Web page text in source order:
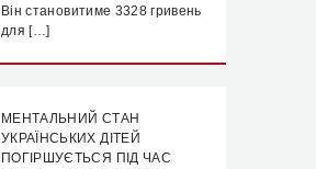
Він становитиме 3328 гривень
для […]
МЕНТАЛЬНИЙ СТАН
УКРАЇНСЬКИХ ДІТЕЙ
ПОГІРШУЄТЬСЯ ПІД ЧАС